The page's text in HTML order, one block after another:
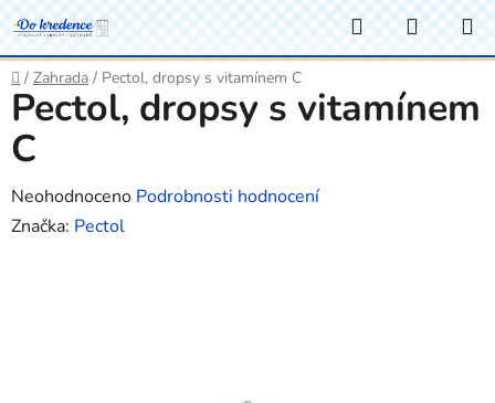
Přejít
na
obsah
Hledat
KOŠÍK
Domů
/ Zahrada / Pectol, dropsy s vitamínem C
Pectol, dropsy s vitamínem
C
Průměrné
hodnocení
Neohodnoceno Podrobnosti hodnocení
Značka: Pectol